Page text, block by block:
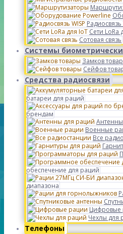
Радиосвязь
Сети LoRa
Сотовая связь
Системы
Замков
Сейфов
Средства радиосвязи
батареи для раций
брендам
Военные
Все
обеспечение для раций
диапазона
Цифровые
Чехлы для
Телефоны